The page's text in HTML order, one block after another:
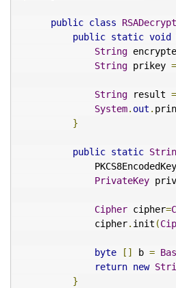
public class RSADecrypt
public static void
String
String prikey =
String result =
System. out .
}
public static
PrivateKey
Cipher cipher=
               cipher
. init (
byte [] b =
return new
}